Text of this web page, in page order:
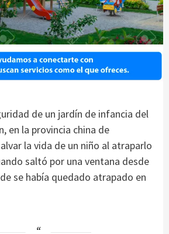
de un jardín de infancia del
en la provincia china de
la vida de un niño al atraparlo
saltó por una ventana desde
se había quedado atrapado en